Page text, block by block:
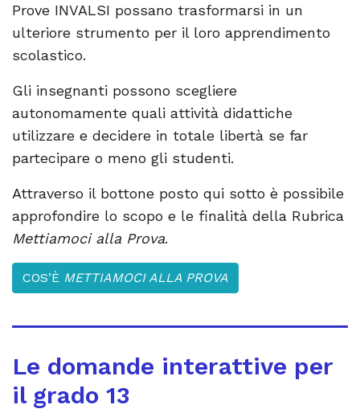
Prove INVALSI possano trasformarsi in un
ulteriore strumento per il loro apprendimento
scolastico.
Gli insegnanti possono scegliere
autonomamente quali attività didattiche
utilizzare e decidere in totale libertà se far
partecipare o meno gli studenti.
Attraverso il bottone posto qui sotto è possibile
approfondire lo scopo e le finalità della Rubrica
Mettiamoci alla Prova.
COS’È METTIAMOCI ALLA PROVA
Le domande interattive per
il grado 13